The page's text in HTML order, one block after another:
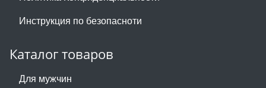
Инструкция по безопасноти
Каталог товаров
Для мужчин